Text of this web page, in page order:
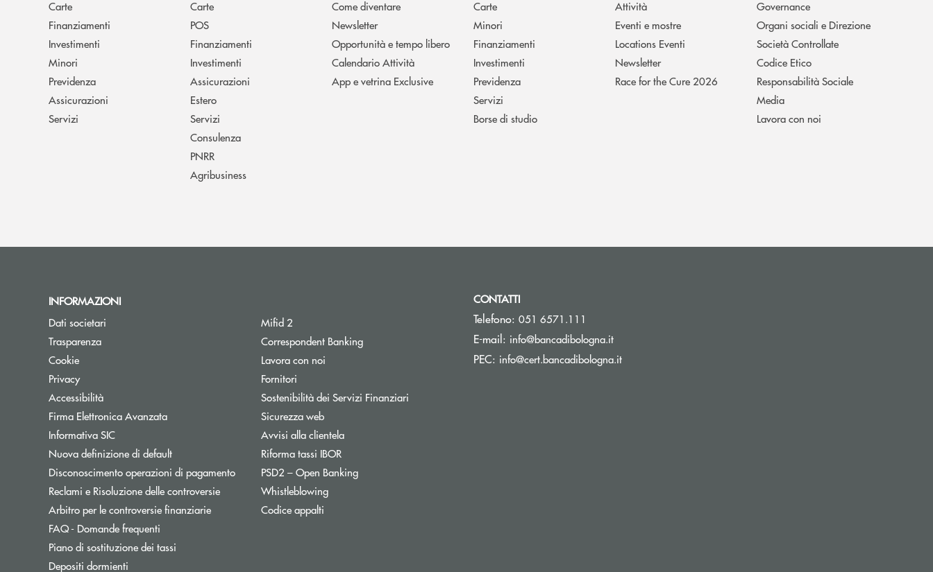
Carte
Finanziamenti
Investimenti
Minori
Previdenza
Assicurazioni
Servizi
Carte
POS
Finanziamenti
Investimenti
Assicurazioni
Estero
Servizi
Consulenza
PNRR
Agribusiness
Come diventare
Newsletter
Opportunità e tempo libero
Calendario Attività
App e vetrina Exclusive
Carte
Minori
Finanziamenti
Investimenti
Previdenza
Servizi
Borse di studio
Attività
Eventi e mostre
Locations Eventi
Newsletter
Race for the Cure 2026
Governance
Organi sociali e Direzione
Società Controllate
Codice Etico
Responsabilità Sociale
Media
Lavora con noi
INFORMAZIONI
Dati societari
Trasparenza
Cookie
Privacy
Accessibilità
Firma Elettronica Avanzata
Informativa SIC
Nuova definizione di default
Disconoscimento operazioni di pagamento
Reclami e Risoluzione delle controversie
Arbitro per le controversie finanziarieApre una nuova finestra
FAQ - Domande frequenti
Piano di sostituzione dei tassi
Depositi dormienti
Mifid 2
Correspondent Banking
Lavora con noi
Fornitori
Sostenibilità dei Servizi Finanziari
Sicurezza web
Avvisi alla clientela
Riforma tassi IBOR
PSD2 – Open BankingApre una nuova finestra
Whistleblowing
Codice appalti
CONTATTI
Telefono: 051 6571.111
E-mail: info@bancadibologna.it(si apre l’app di posta elettronica)
PEC: info@cert.bancadibologna.it(si apre l’app di posta elettronica)